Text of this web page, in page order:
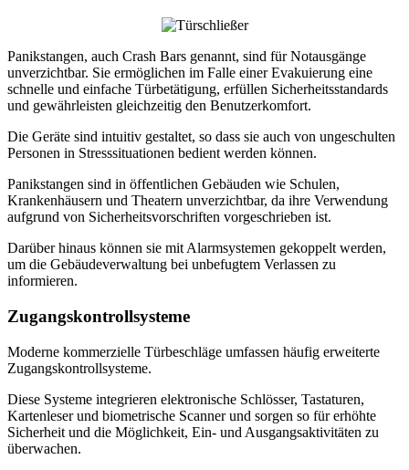
Panikstangen, auch Crash Bars genannt, sind für Notausgänge
unverzichtbar. Sie ermöglichen im Falle einer Evakuierung eine
schnelle und einfache Türbetätigung, erfüllen Sicherheitsstandards
und gewährleisten gleichzeitig den Benutzerkomfort.
Die Geräte sind intuitiv gestaltet, so dass sie auch von ungeschulten
Personen in Stresssituationen bedient werden können.
Panikstangen sind in öffentlichen Gebäuden wie Schulen,
Krankenhäusern und Theatern unverzichtbar, da ihre Verwendung
aufgrund von Sicherheitsvorschriften vorgeschrieben ist.
Darüber hinaus können sie mit Alarmsystemen gekoppelt werden,
um die Gebäudeverwaltung bei unbefugtem Verlassen zu
informieren.
Zugangskontrollsysteme
Moderne kommerzielle Türbeschläge umfassen häufig erweiterte
Zugangskontrollsysteme.
Diese Systeme integrieren elektronische Schlösser, Tastaturen,
Kartenleser und biometrische Scanner und sorgen so für erhöhte
Sicherheit und die Möglichkeit, Ein- und Ausgangsaktivitäten zu
überwachen.